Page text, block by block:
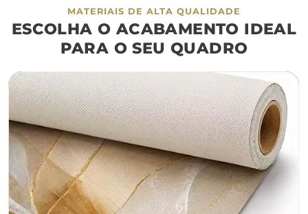
móvel de referência
sofá cama
largura aproximada
160cm 200cm
280cm 320cm
MATERIAIS DE ALTA QUALIDADE
ESCOLHA O ACABAMENTO IDEAL
PARA O SEU QUADRO